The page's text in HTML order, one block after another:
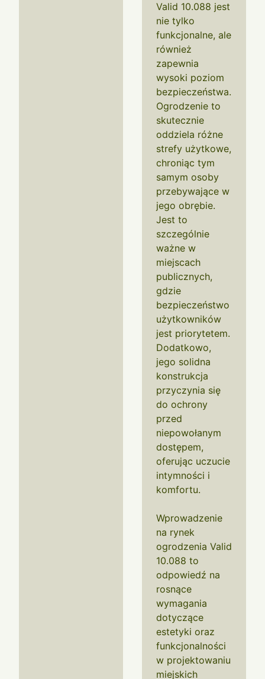
Valid 10.088 jest
nie tylko
funkcjonalne, ale
również
zapewnia
wysoki poziom
bezpieczeństwa.
Ogrodzenie to
skutecznie
oddziela różne
strefy użytkowe,
chroniąc tym
samym osoby
przebywające w
jego obrębie.
Jest to
szczególnie
ważne w
miejscach
publicznych,
gdzie
bezpieczeństwo
użytkowników
jest priorytetem.
Dodatkowo,
jego solidna
konstrukcja
przyczynia się
do ochrony
przed
niepowołanym
dostępem,
oferując uczucie
intymności i
komfortu.
Wprowadzenie
na rynek
ogrodzenia Valid
10.088 to
odpowiedź na
rosnące
wymagania
dotyczące
estetyki oraz
funkcjonalności
w projektowaniu
miejskich